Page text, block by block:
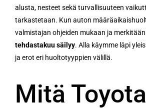
alusta, nesteet sekä turvallisuuteen
tarkastetaan. Kun auton
valmistajan ohjeiden mukaan ja
tehdastakuu säilyy. Alla käymme läpi
ja erot eri huoltotyyppien välillä.
Mitä